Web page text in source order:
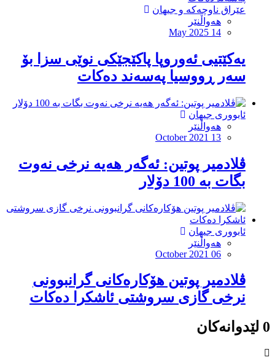
عێراق ناوچەکە و جیهان
هەواڵنێر
May 2025 14
یەکێتیی ئەوروپا پاکێجێکی نوێی سزا بۆ
سەر ڕووسیا پەسەند دەکات
ئابووری جیهان
هەواڵنێر
October 2021 13
ڤلادمیر پوتین: ئەگەر هەیە نرخی نەوت
بگات بە 100 دۆلار
ئابووری جیهان
هەواڵنێر
October 2021 06
ڤلادمیر پوتین هۆکارەکانی گرانبوونی
نرخی گازی سروشتی ئاشکرا دەکات
0 لێدوانەکان